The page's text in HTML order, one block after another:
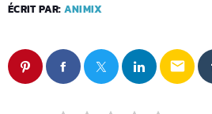
ÉCRIT PAR: ANIMIX
email